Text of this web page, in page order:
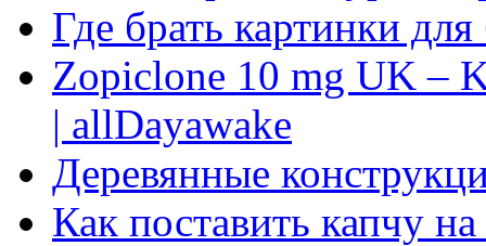
Где брать картинки
Zopiclone 10 mg UK –
| allDayawake
Деревянные
Как поставить капчу